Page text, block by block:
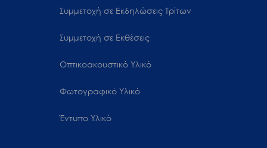
Συμμετοχή σε Εκδηλώσεις Τρίτων
Συμμετοχή σε Εκθέσεις
Οπτικοακουστικό Υλικό
Φωτογραφικό Υλικό
Έντυπο Υλικό